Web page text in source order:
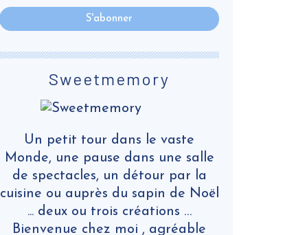
Sweetmemory
Un petit tour dans le vaste
Monde, une pause dans une salle
de spectacles, un détour par la
cuisine ou auprès du sapin de Noël
... deux ou trois créations …
Bienvenue chez moi , agréable